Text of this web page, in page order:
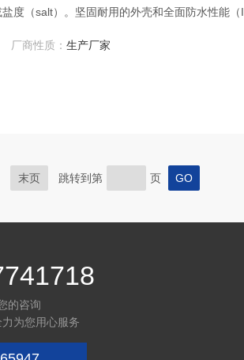
度（salt）。坚固耐用的外壳和全面防水性能（
、温度、日期、时间和其他详细信息）。
厂商性质：生产厂家
末页 跳转到第 页
的咨询
为您用心服务